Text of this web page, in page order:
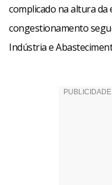
complicado na altura da
congestionamento
Indústria e